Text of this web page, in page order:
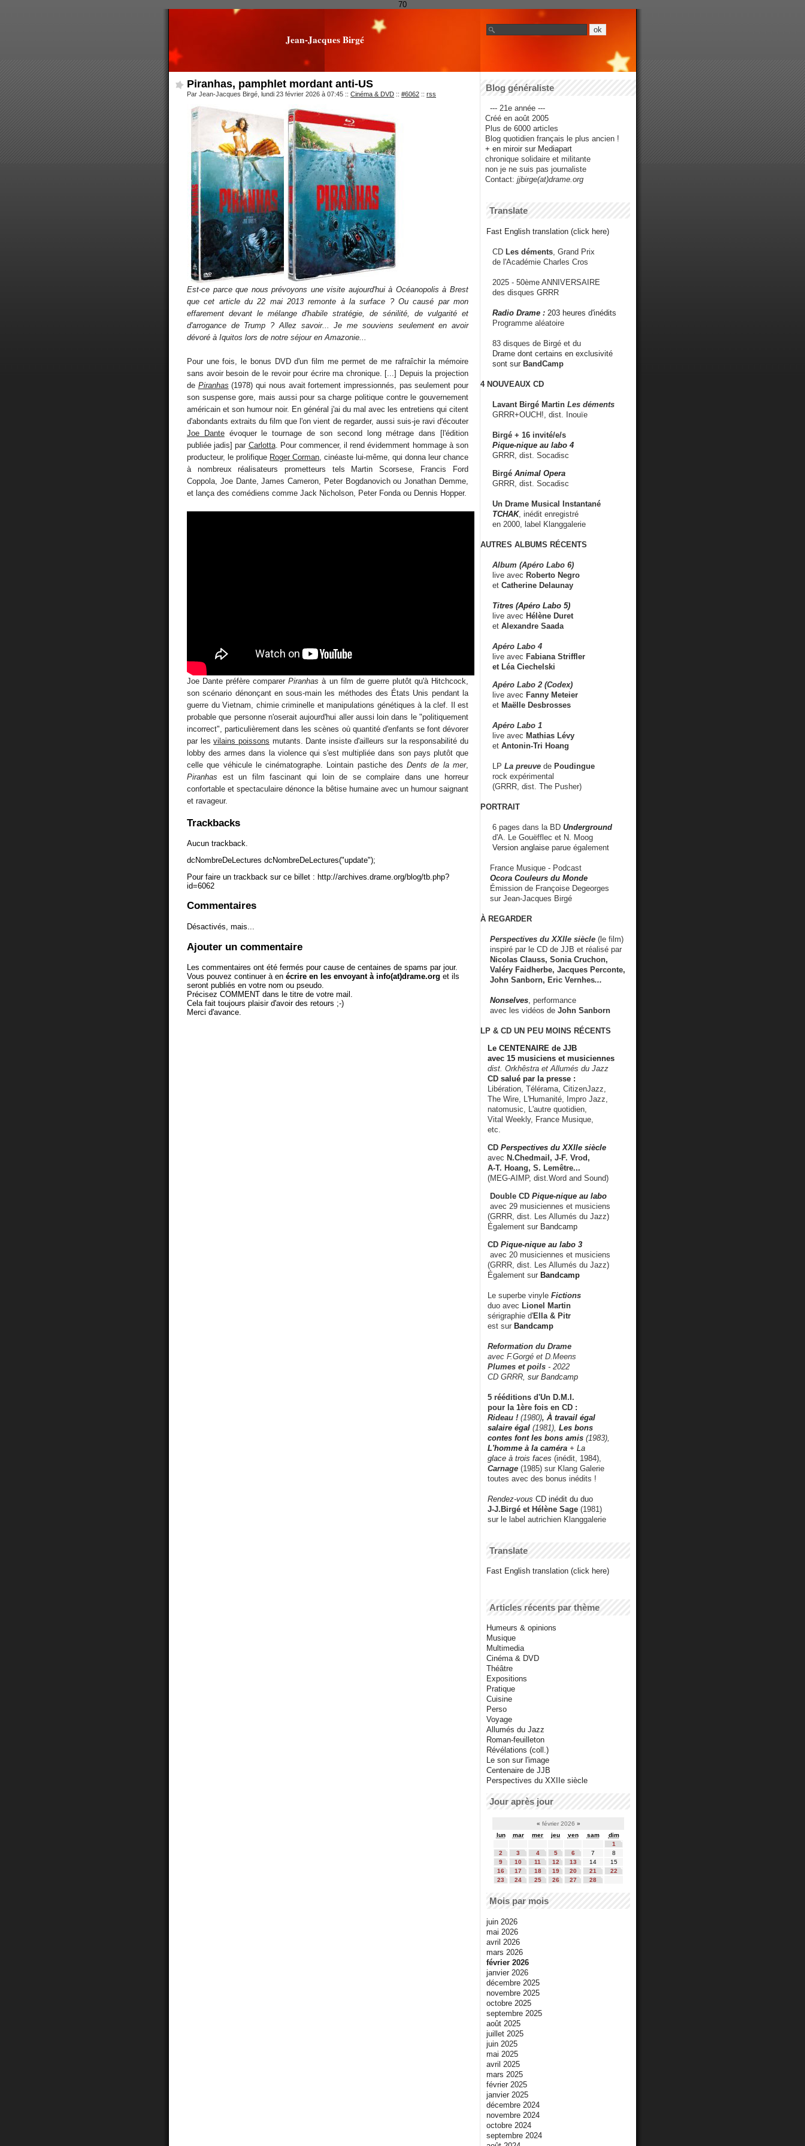
70
Jean-Jacques Birgé
Piranhas, pamphlet mordant anti-US
Par Jean-Jacques Birgé, lundi 23 février 2026 à 07:45 :: Cinéma & DVD :: #6062 :: rss
Est-ce parce que nous prévoyons une visite aujourd'hui à Océanopolis à Brest
que cet article du 22 mai 2013 remonte à la surface ? Ou causé par mon
effarement devant le mélange d'habile stratégie, de sénilité, de vulgarité et
d'arrogance de Trump ? Allez savoir... Je me souviens seulement en avoir
dévoré à Iquitos lors de notre séjour en Amazonie...
Pour une fois, le bonus DVD d'un film me permet de me rafraîchir la mémoire
sans avoir besoin de le revoir pour écrire ma chronique. [...] Depuis la projection
de Piranhas (1978) qui nous avait fortement impressionnés, pas seulement pour
son suspense gore, mais aussi pour sa charge politique contre le gouvernement
américain et son humour noir. En général j'ai du mal avec les entretiens qui citent
d'abondants extraits du film que l'on vient de regarder, aussi suis-je ravi d'écouter
Joe Danteévoquer le tournage de son second long métrage dans [l'édition
publiée jadis] par Carlotta. Pour commencer, il rend évidemment hommage à son
producteur, le prolifique Roger Corman , cinéaste lui-même, qui donna leur chance
à nombreux réalisateurs prometteurs tels Martin Scorsese, Francis Ford
Coppola, Joe Dante, James Cameron, Peter Bogdanovich ou Jonathan Demme,
et lança des comédiens comme Jack Nicholson, Peter Fonda ou Dennis Hopper.
Joe Dante préfère comparerPiranhas à un film de guerre plutôt qu'à Hitchcock,
son scénario dénonçant en sous-main les méthodes des États Unis pendant la
guerre du Vietnam, chimie criminelle et manipulations génétiques à la clef. Il est
probable que personne n'oserait aujourd'hui aller aussi loin dans le "politiquement
incorrect", particulièrement dans les scènes où quantité d'enfants se font dévorer
par lesvilains poissons mutants. Dante insiste d'ailleurs sur la responsabilité du
lobby des armes dans la violence qui s'est multipliée dans son pays plutôt que
celle que véhicule le cinématographe. Lointain pastiche desDents de la mer,
Piranhas est un film fascinant qui loin de se complaire dans une horreur
confortable et spectaculaire dénonce la bêtise humaine avec un humour saignant
et ravageur.
Trackbacks
Aucun trackback.
dcNombreDeLectures dcNombreDeLectures("update");
Pour faire un trackback sur ce billet : http://archives.drame.org/blog/tb.php?
id=6062
Commentaires
Désactivés, mais...
Ajouter un commentaire
Les commentaires ont été fermés pour cause de centaines de spams par jour.
Vous pouvez continuer à en écrire en les envoyant à info(at)drame.org et ils
seront publiés en votre nom ou pseudo.
Précisez COMMENT dans le titre de votre mail.
Cela fait toujours plaisir d'avoir des retours ;-)
Merci d'avance.
Blog généraliste
--- 21e année ---
Créé en août 2005
Plus de 6000 articles
Blog quotidien français le plus ancien !
+ en miroir sur Mediapart
chronique solidaire et militante
non je ne suis pas journaliste
Contact: jjbirge(at)drame.org
Translate
Fast English translation (click here)
CD Les déments , Grand Prix
de l'Académie Charles Cros
2025 - 50ème ANNIVERSAIRE
des disques GRRR
Radio Drame : 203 heures d'inédits
Programme aléatoire
83 disques de Birgé et du
Drame dont certains en exclusivité
sont sur BandCamp
4 NOUVEAUX CD
Lavant Birgé Martin Les déments
GRRR+OUCH!, dist. Inouïe
Birgé + 16 invité/e/s
Pique-nique au labo 4
GRRR, dist. Socadisc
Birgé Animal Opera
GRRR, dist. Socadisc
Un Drame Musical Instantané
TCHAK, inédit enregistré
en 2000, label Klanggalerie
AUTRES ALBUMS RÉCENTS
Album (Apéro Labo 6)
live avec Roberto Negro
et Catherine Delaunay
Titres (Apéro Labo 5)
live avec Hélène Duret
et Alexandre Saada
Apéro Labo 4
live avec Fabiana Striffler
et Léa Ciechelski
Apéro Labo 2 (Codex)
live avec Fanny Meteier
et Maëlle Desbrosses
Apéro Labo 1
live avec Mathias Lévy
et Antonin-Tri Hoang
LP La preuve de Poudingue
rock expérimental
(GRRR, dist. The Pusher)
PORTRAIT
6 pages dans la BD Underground
d'A. Le Gouëfflec et N. Moog
Version anglaise parue également
France Musique - Podcast
Ocora Couleurs du Monde
Émission de Françoise Degeorges
sur Jean-Jacques Birgé
À REGARDER
Perspectives du XXIIe siècle (le film)
inspiré par le CD de JJB et réalisé par
Nicolas Clauss, Sonia Cruchon,
Valéry Faidherbe, Jacques Perconte,
John Sanborn, Eric Vernhes...
Nonselves , performance
avec les vidéos de John Sanborn
LP & CD UN PEU MOINS RÉCENTS
Le CENTENAIRE de JJB
avec 15 musiciens et musiciennes
dist. Orkhêstra et Allumés du Jazz
CD salué par la presse :
Libération, Télérama, CitizenJazz,
The Wire, L'Humanité, Impro Jazz,
natomusic, L'autre quotidien,
Vital Weekly, France Musique,
etc.
CD Perspectives du XXIIe siècle
avec N.Chedmail, J-F. Vrod,
A-T. Hoang, S. Lemêtre...
(MEG-AIMP, dist.Word and Sound)
Double CD Pique-nique au labo
avec 29 musiciennes et musiciens
(GRRR, dist. Les Allumés du Jazz)
Également sur Bandcamp
CD Pique-nique au labo 3
avec 20 musiciennes et musiciens
(GRRR, dist. Les Allumés du Jazz)
Également sur Bandcamp
Le superbe vinyle Fictions
duo avec Lionel Martin
sérigraphie d'Ella & Pitr
est sur Bandcamp
Reformation du Drame
avec F.Gorgé et D.Meens
Plumes et poils - 2022
CD GRRR, sur Bandcamp
5 rééditions d'Un D.M.I.
pour la 1ère fois en CD :
Rideau ! (1980), À travail égal
salaire égal (1981), Les bons
contes font les bons amis (1983),
L'homme à la caméra + La
glace à trois faces (inédit, 1984),
Carnage (1985) sur Klang Galerie
toutes avec des bonus inédits !
Rendez-vous CD inédit du duo
J-J.Birgé et Hélène Sage (1981)
sur le label autrichien Klanggalerie
Translate
Fast English translation (click here)
Articles récents par thème
Humeurs & opinions
Musique
Multimedia
Cinéma & DVD
Théâtre
Expositions
Pratique
Cuisine
Perso
Voyage
Allumés du Jazz
Roman-feuilleton
Révélations (coll.)
Le son sur l'image
Centenaire de JJB
Perspectives du XXIIe siècle
Jour après jour
« février 2026 »
lun
mar mer jeu ven sam
dim
1
2
3 4 5 6 7
8
9
10 11 12 13 14
15
16
17 18 19 20 21
22
23
24 25 26 27 28
Mois par mois
juin 2026
mai 2026
avril 2026
mars 2026
février 2026
janvier 2026
décembre 2025
novembre 2025
octobre 2025
septembre 2025
août 2025
juillet 2025
juin 2025
mai 2025
avril 2025
mars 2025
février 2025
janvier 2025
décembre 2024
novembre 2024
octobre 2024
septembre 2024